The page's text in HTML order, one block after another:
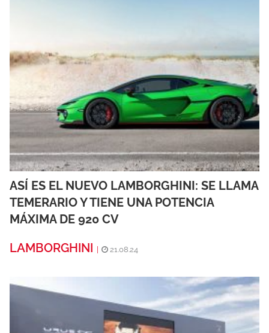
ASÍ ES EL NUEVO LAMBORGHINI: SE LLAMA
TEMERARIO Y TIENE UNA POTENCIA
MÁXIMA DE 920 CV
LAMBORGHINI
21.08.24